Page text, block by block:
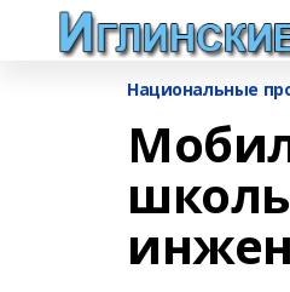
Национальные